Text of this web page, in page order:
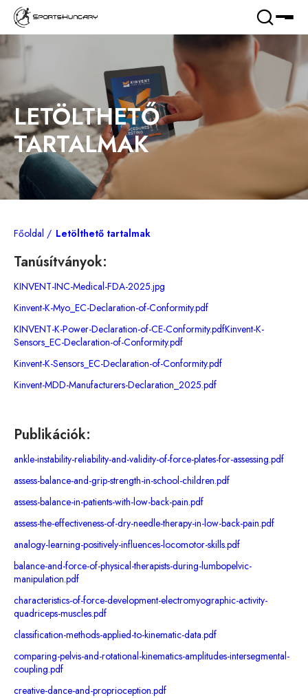
LETÖLTHETŐ
TARTALMAK
Főoldal Letölthető tartalmak
Tanúsítványok:
KINVENT-INC-Medical-FDA-2025.jpg
Kinvent-K-Myo_EC-Declaration-of-Conformity.pdf
KINVENT-K-Power-Declaration-of-CE-Conformity.pdfKinvent-K-
Sensors_EC-Declaration-of-Conformity.pdf
Kinvent-K-Sensors_EC-Declaration-of-Conformity.pdf
Kinvent-MDD-Manufacturers-Declaration_2025.pdf
Publikációk:
ankle-instability-reliability-and-validity-of-force-plates-for-assessing.pdf
assess-balance-and-grip-strength-in-school-children.pdf
assess-balance-in-patients-with-low-back-pain.pdf
assess-the-effectiveness-of-dry-needle-therapy-in-low-back-pain.pdf
analogy-learning-positively-influences-locomotor-skills.pdf
balance-and-force-of-physical-therapists-during-lumbopelvic-
manipulation.pdf
characteristics-of-force-development-electromyographic-activity-
quadriceps-muscles.pdf
classification-methods-applied-to-kinematic-data.pdf
comparing-pelvis-and-rotational-kinematics-amplitudes-intersegmental-
coupling.pdf
creative-dance-and-proprioception.pdf